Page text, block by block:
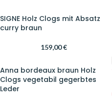
SIGNE Holz Clogs mit Absatz
curry braun
159,00€
Anna bordeaux braun Holz
Clogs vegetabil gegerbtes
Leder